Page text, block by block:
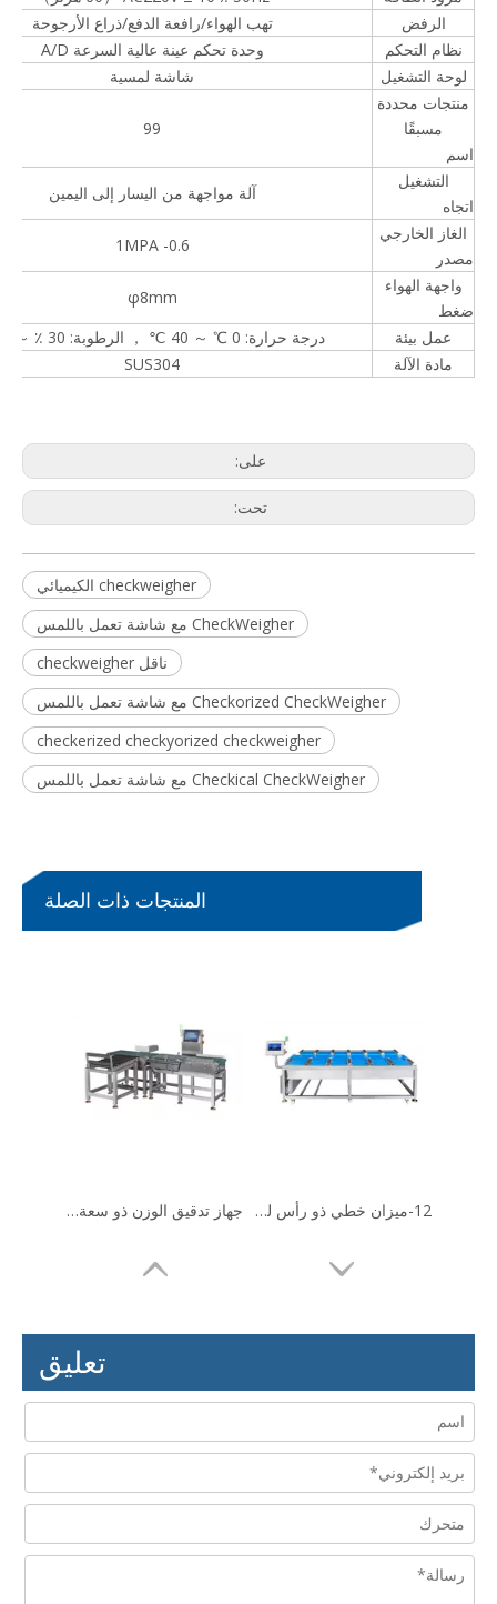
الرفض
تهب الهواء/رافعة الدفع/ذراع الأرجوحة
نظام التحكم
وحدة تحكم عينة عالية السرعة A/D
لوحة التشغيل
شاشة لمسية
منتجات محددة
مسبقًا
اسم
99
التشغيل
اتجاه
آلة مواجهة من اليسار إلى اليمين
الغاز الخارجي
مصدر
0.6- 1MPA
واجهة الهواء
ضغط
φ8mm
عمل بيئة
درجة حرارة: 0 ℃ ～ 40 ℃ ， الرطوبة: 30 ٪ ～ 95 ٪
مادة الآلة
SUS304
على:
تحت:
checkweigher الكيميائي
CheckWeigher مع شاشة تعمل باللمس
ناقل checkweigher
Checkorized CheckWeigher مع شاشة تعمل باللمس
checkerized checkyorized checkweigher
Checkical CheckWeigher مع شاشة تعمل باللمس
المنتجات ذات الصلة
جهاز فحص وزن الطعام الخطي مع جهاز الكشف عن المعادن جهاز تدقيق الوزن للخدمة الشاقة للتطبيقات الصناعية
جهاز تدقيق الوزن ذو سعة كبيرة للكرتون الكامل للمنتجات 12-ميزان خطي ذو رأس لشريحة لحم الدوريان
تعليق